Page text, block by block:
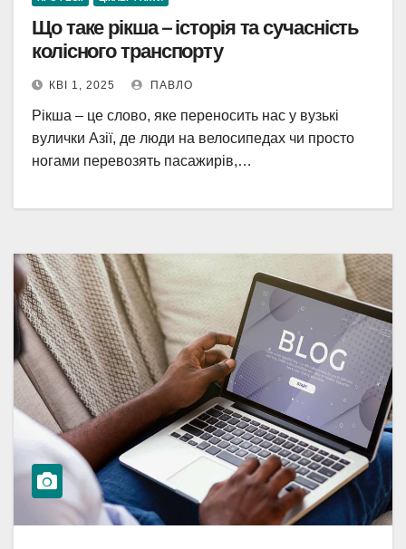
Що таке рікша – історія та сучасність
колісного транспорту
КВІ 1, 2025 ПАВЛО
Рікша – це слово, яке переносить нас у вузькі
вулички Азії, де люди на велосипедах чи просто
ногами перевозять пасажирів,…